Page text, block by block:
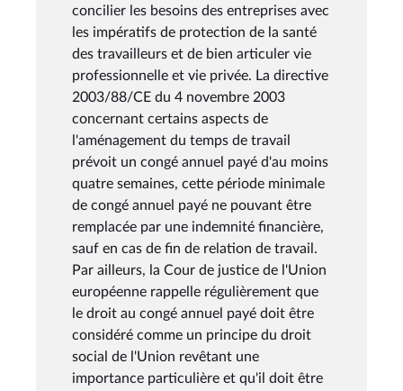
concilier les besoins des entreprises avec
les impératifs de protection de la santé
des travailleurs et de bien articuler vie
professionnelle et vie privée. La directive
2003/88/CE du 4 novembre 2003
concernant certains aspects de
l'aménagement du temps de travail
prévoit un congé annuel payé d'au moins
quatre semaines, cette période minimale
de congé annuel payé ne pouvant être
remplacée par une indemnité financière,
sauf en cas de fin de relation de travail.
Par ailleurs, la Cour de justice de l'Union
européenne rappelle régulièrement que
le droit au congé annuel payé doit être
considéré comme un principe du droit
social de l'Union revêtant une
importance particulière et qu'il doit être